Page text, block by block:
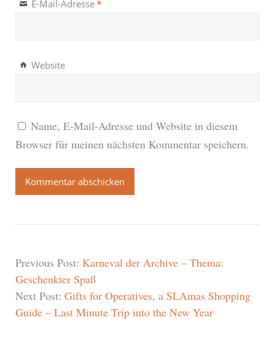
E-Mail-Adresse *
Website
Name, E-Mail-Adresse und Website in diesem
Browser für meinen nächsten Kommentar speichern.
Previous Post: Karneval der Archive – Thema:
Geschenkter Spaß
Next Post: Gifts for Operatives, a SLAmas Shopping
Guide – Last Minute Trip into the New Year